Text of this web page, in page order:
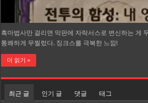
흑마법사만 걸리면 막판에 자락서스로 변신하는 게
통쾌하게 무찔렀다. 징크스를 극복한 느낌!
더 읽기 »
최근 글 인기 글 댓글 태그